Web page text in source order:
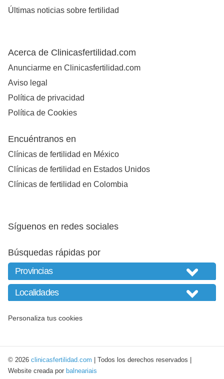
Últimas noticias sobre fertilidad
Acerca de Clinicasfertilidad.com
Anunciarme en Clinicasfertilidad.com
Aviso legal
Política de privacidad
Política de Cookies
Encuéntranos en
Clínicas de fertilidad en México
Clínicas de fertilidad en Estados Unidos
Clínicas de fertilidad en Colombia
Síguenos en redes sociales
Búsquedas rápidas por
Personaliza tus cookies
© 2026 clinicasfertilidad.com | Todos los derechos reservados |
Website creada por balneariais